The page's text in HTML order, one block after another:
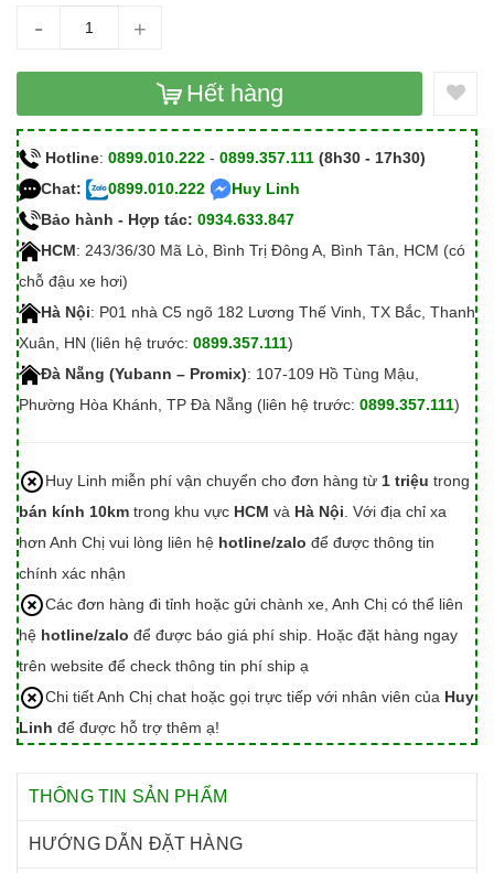
- +
Hết hàng
Hotline: 0899.010.222 - 0899.357.111 (8h30 - 17h30)
Chat:
0899.010.222
Huy Linh
Bảo hành - Hợp tác: 0934.633.847
HCM: 243/36/30 Mã Lò, Bình Trị Đông A, Bình Tân, HCM (có
chỗ đậu xe hơi)
Hà Nội: P01 nhà C5 ngõ 182 Lương Thế Vinh, TX Bắc, Thanh
Xuân, HN (liên hệ trước: 0899.357.111)
Đà Nẵng (Yubann – Promix): 107-109 Hồ Tùng Mậu,
Phường Hòa Khánh, TP Đà Nẵng (liên hệ trước: 0899.357.111)
Huy Linh miễn phí vận chuyển cho đơn hàng từ 1 triệu trong
bán kính 10km trong khu vực HCM và Hà Nội . Với địa chỉ xa
hơn Anh Chị vui lòng liên hệ hotline/zalo để được thông tin
chính xác nhận
Các đơn hàng đi tỉnh hoặc gửi chành xe, Anh Chị có thể liên
hệ hotline/zalo để được báo giá phí ship. Hoặc đặt hàng ngay
trên website để check thông tin phí ship ạ
Chi tiết Anh Chị chat hoặc gọi trực tiếp với nhân viên của Huy
Linh để được hỗ trợ thêm ạ!
THÔNG TIN SẢN PHẨM
HƯỚNG DẪN ĐẶT HÀNG